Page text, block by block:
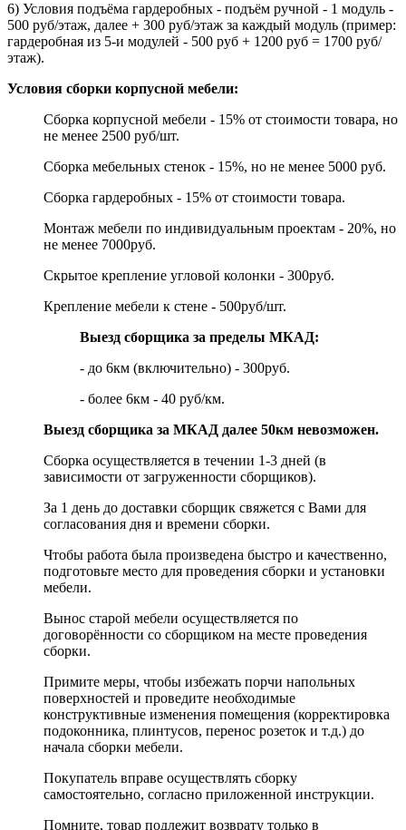
6) Условия подъёма гардеробных - подъём ручной - 1 модуль -
500 руб/этаж, далее + 300 руб/этаж за каждый модуль (пример:
гардеробная из 5-и модулей - 500 руб + 1200 руб = 1700 руб/
этаж).
Условия сборки корпусной мебели:
Сборка корпусной мебели - 15% от стоимости товара, но
не менее 2500 руб/шт.
Сборка мебельных стенок - 15%, но не менее 5000 руб.
Сборка гардеробных - 15% от стоимости товара.
Монтаж мебели по индивидуальным проектам - 20%, но
не менее 7000руб.
Скрытое крепление угловой колонки - 300руб.
Крепление мебели к стене - 500руб/шт.
Выезд сборщика за пределы МКАД:
- до 6км (включительно) - 300руб.
- более 6км - 40 руб/км.
Выезд сборщика за МКАД далее 50км невозможен.
Сборка осуществляется в течении 1-3 дней (в
зависимости от загруженности сборщиков).
За 1 день до доставки сборщик свяжется с Вами для
согласования дня и времени сборки.
Чтобы работа была произведена быстро и качественно,
подготовьте место для проведения сборки и установки
мебели.
Вынос старой мебели осуществляется по
договорённости со сборщиком на месте проведения
сборки.
Примите меры, чтобы избежать порчи напольных
поверхностей и проведите необходимые
конструктивные изменения помещения (корректировка
подоконника, плинтусов, перенос розеток и т.д.) до
начала сборки мебели.
Покупатель вправе осуществлять сборку
самостоятельно, согласно приложенной инструкции.
Помните, товар подлежит возврату только в